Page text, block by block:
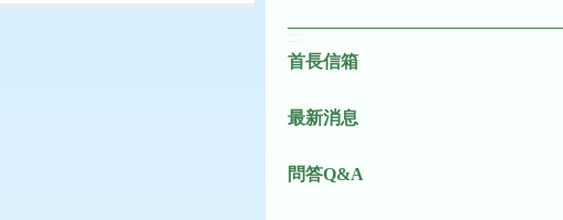
首長信箱
最新消息
問答Q&A